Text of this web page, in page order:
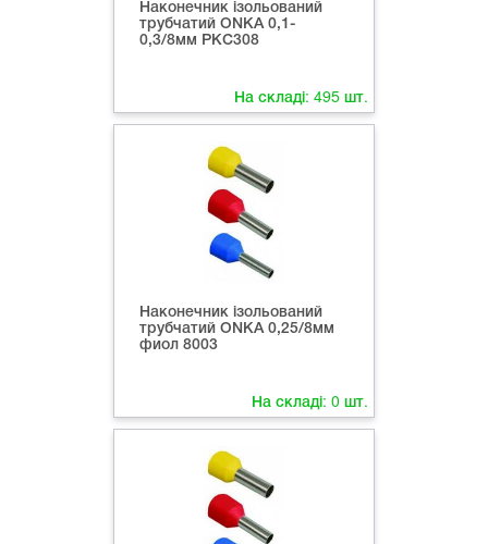
Наконечник ізольований
трубчатий ONKA 0,1-
0,3/8мм РКС308
На складі: 495 шт.
Наконечник ізольований
трубчатий ONKA 0,25/8мм
фиол 8003
На складі: 0 шт.